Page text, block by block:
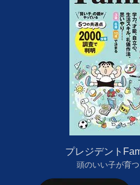
プレジデント
頭のいい子が育